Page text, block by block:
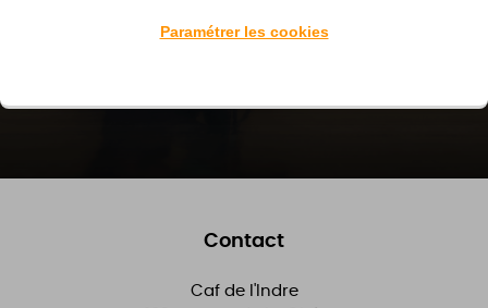
Contact
Caf de l'Indre
Paramétrer les cookies